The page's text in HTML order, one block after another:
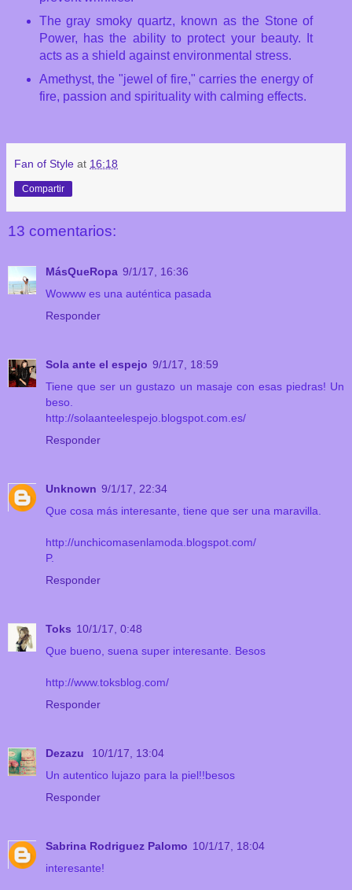
The gray smoky quartz, known as the Stone of
Power, has the ability to protect your beauty. It
acts as a shield against environmental stress.
Amethyst, the "jewel of fire," carries the energy of
fire, passion and spirituality with calming effects.
Fan of Style at 16:18
Compartir
13 comentarios:
MásQueRopa 9/1/17, 16:36
Wowww es una auténtica pasada
Responder
Sola ante el espejo 9/1/17, 18:59
Tiene que ser un gustazo un masaje con esas piedras! Un
beso.
http://solaanteelespejo.blogspot.com.es/
Responder
Unknown 9/1/17, 22:34
Que cosa más interesante, tiene que ser una maravilla.
http://unchicomasenlamoda.blogspot.com/
P.
Responder
Toks 10/1/17, 0:48
Que bueno, suena super interesante. Besos
http://www.toksblog.com/
Responder
Dezazu
10/1/17, 13:04
Un autentico lujazo para la piel!!besos
Responder
Sabrina Rodriguez Palomo 10/1/17, 18:04
interesante!